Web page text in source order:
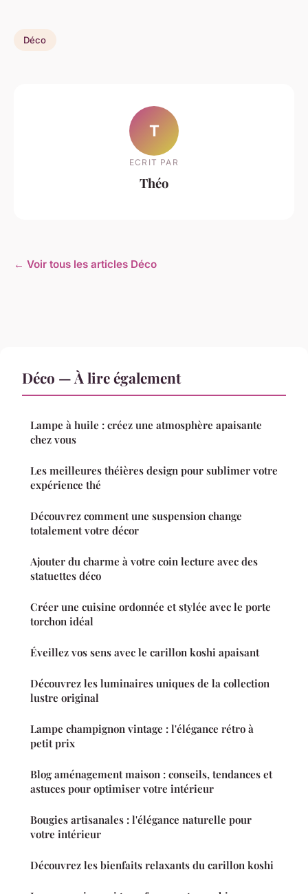
Déco
T
ECRIT PAR
Théo
← Voir tous les articles Déco
Déco — À lire également
Lampe à huile : créez une atmosphère apaisante
chez vous
Les meilleures théières design pour sublimer votre
expérience thé
Découvrez comment une suspension change
totalement votre décor
Ajouter du charme à votre coin lecture avec des
statuettes déco
Créer une cuisine ordonnée et stylée avec le porte
torchon idéal
Éveillez vos sens avec le carillon koshi apaisant
Découvrez les luminaires uniques de la collection
lustre original
Lampe champignon vintage : l'élégance rétro à
petit prix
Blog aménagement maison : conseils, tendances et
astuces pour optimiser votre intérieur
Bougies artisanales : l'élégance naturelle pour
votre intérieur
Découvrez les bienfaits relaxants du carillon koshi